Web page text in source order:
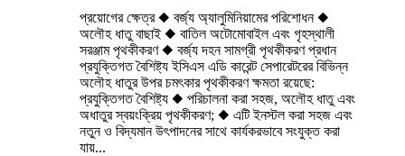
প্রয়োগের ক্ষেত্র ◆ বর্জ্য অ্যালুমিনিয়ামের পরিশোধন ◆
অলৌহ ধাতু বাছাই ◆ বাতিল অটোমোবাইল এবং গৃহস্থালী
সরঞ্জাম পৃথকীকরণ ◆ বর্জ্য দহন সামগ্রী পৃথকীকরণ প্রধান
প্রযুক্তিগত বৈশিষ্ট্য ইসিএস এডি কারেন্ট সেপারেটরের বিভিন্ন
অলৌহ ধাতুর উপর চমৎকার পৃথকীকরণ ক্ষমতা রয়েছে:
প্রযুক্তিগত বৈশিষ্ট্য ◆ পরিচালনা করা সহজ, অলৌহ ধাতু এবং
অধাতুর স্বয়ংক্রিয় পৃথকীকরণ; ◆ এটি ইনস্টল করা সহজ এবং
নতুন ও বিদ্যমান উৎপাদনের সাথে কার্যকরভাবে সংযুক্ত করা
যায়...